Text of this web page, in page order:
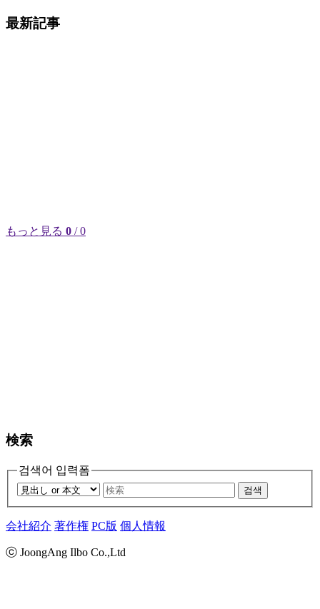
最新記事
もっと見る 0 / 0
検索
검색어 입력폼
검색
会社紹介 著作権 PC版 個人情報
ⓒ JoongAng Ilbo Co.,Ltd